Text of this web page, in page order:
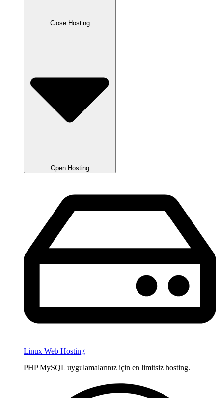
Close Hosting
Open Hosting
Linux Web Hosting
PHP MySQL uygulamalarınız için en limitsiz hosting.